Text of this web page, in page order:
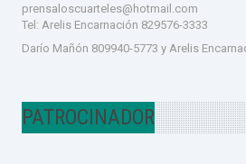
prensaloscuarteles@hotmail.com
Tel: Arelis Encarnación 829576-3333
Darío Mañón 809940-5773 y Arelis
PATROCINADOR